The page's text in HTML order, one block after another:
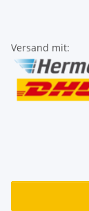
Versand mit: